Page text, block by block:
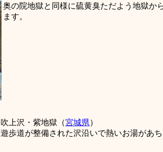
奥の院地獄と同様に硫黄臭ただよう地獄か
ます。
吹上沢・紫地獄（宮城県）
遊歩道が整備された沢沿いで熱いお湯があ